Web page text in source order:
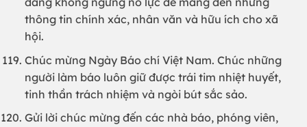
thông tin chính xác, nhân văn và hữu ích cho xã
hội.
Chúc mừng Ngày Báo chí Việt Nam. Chúc những
người làm báo luôn giữ được trái tim nhiệt huyết,
tinh thần trách nhiệm và ngòi bút sắc sảo.
Gửi lời chúc mừng đến các nhà báo, phóng viên,